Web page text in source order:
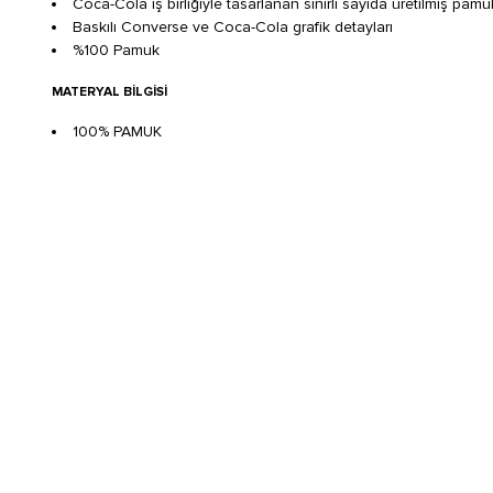
Coca-Cola iş birliğiyle tasarlanan sınırlı sayıda üretilmiş
Baskılı Converse ve Coca-Cola grafik detayları
%100 Pamuk
MATERYAL BILGISI
100% PAMUK